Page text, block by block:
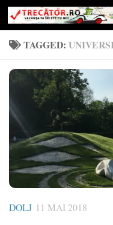
Skip to content
TAGGED:
DOLJ 11 MAI 2018